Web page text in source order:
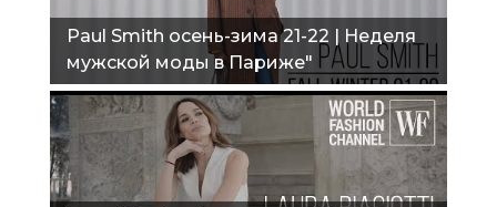
Paul Smith осень-зима 21-22 | Неделя
мужской моды в Париже"